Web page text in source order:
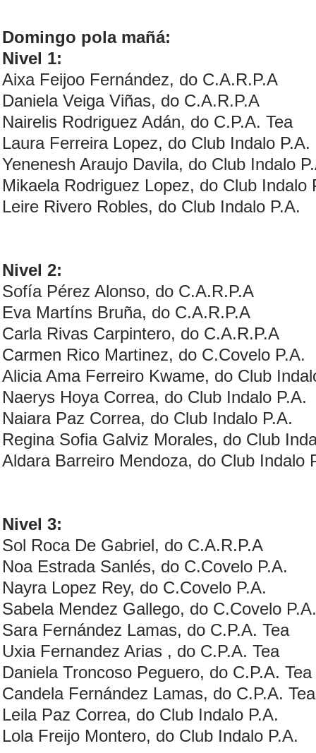
Domingo pola mañá:
Nivel 1:
Aixa Feijoo Fernández, do C.A.R.P.A
Daniela Veiga Viñas, do C.A.R.P.A
Nairelis Rodriguez Adán, do C.P.A. Tea
Laura Ferreira Lopez, do Club Indalo P.A.
Yenenesh Araujo Davila, do Club Indalo
Mikaela Rodriguez Lopez, do Club Indalo
Leire Rivero Robles, do Club Indalo P.A.
Nivel 2:
Sofía Pérez Alonso, do C.A.R.P.A
Eva Martíns Bruña, do C.A.R.P.A
Carla Rivas Carpintero, do C.A.R.P.A
Carmen Rico Martinez, do C.Covelo P.A.
Alicia Ama Ferreiro Kwame, do Club
Naerys Hoya Correa, do Club Indalo P.A.
Naiara Paz Correa, do Club Indalo P.A.
Regina Sofia Galviz Morales, do Club
Aldara Barreiro Mendoza, do Club Indalo
Nivel 3:
Sol Roca De Gabriel, do C.A.R.P.A
Noa Estrada Sanlés, do C.Covelo P.A.
Nayra Lopez Rey, do C.Covelo P.A.
Sabela Mendez Gallego, do C.Covelo P.A.
Sara Fernández Lamas, do C.P.A. Tea
Uxia Fernandez Arias , do C.P.A. Tea
Daniela Troncoso Peguero, do C.P.A. Tea
Candela Fernández Lamas, do C.P.A. Tea
Leila Paz Correa, do Club Indalo P.A.
Lola Freijo Montero, do Club Indalo P.A.